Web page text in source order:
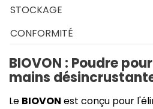
STOCKAGE
CONFORMITÉ
BIOVON : Poudre
mains
Le BIOVON est conçu pour